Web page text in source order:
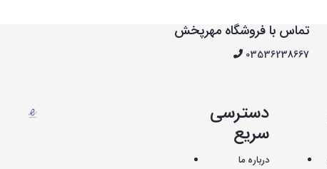
تماس با فروشگاه مهرپخش
03536238667
دسترسی
سریع
درباره ما